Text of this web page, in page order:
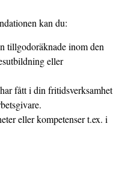
kan du:
tillgodoräknade inom den
eller
fått i din fritidsverksamhet
eller kompetenser t.ex. i